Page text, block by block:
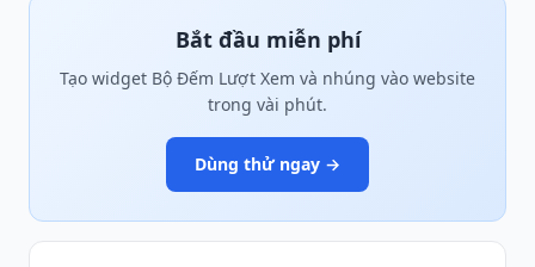
Bắt đầu miễn phí
Tạo widget Bộ Đếm Lượt Xem và nhúng vào website
trong vài phút.
Dùng thử ngay →